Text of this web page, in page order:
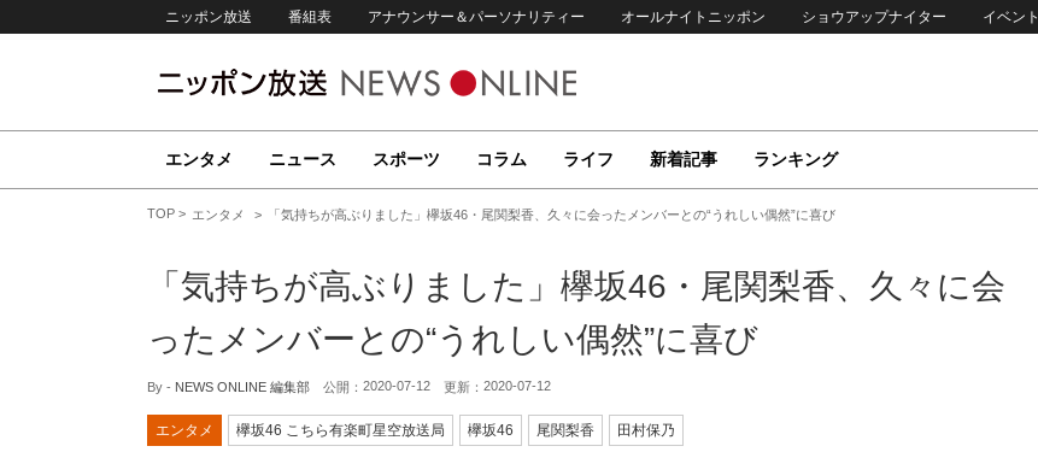
ニッポン放送 番組表 アナウンサー＆パーソナリティー オールナイトニッポン ショウアップナイター イベント
エンタメ ニュース スポーツ コラム ライフ 新着記事 ランキング
TOP エンタメ 「気持ちが高ぶりました」欅坂46・尾関梨香、久々に会ったメンバーとの“うれしい偶然”に喜び
「気持ちが高ぶりました」欅坂46・尾関梨香、久々に会
ったメンバーとの“うれしい偶然”に喜び
By - NEWS ONLINE 編集部 公開： 2020-07-12 更新： 2020-07-12
エンタメ 欅坂46 こちら有楽町星空放送局 欅坂46 尾関梨香 田村保乃